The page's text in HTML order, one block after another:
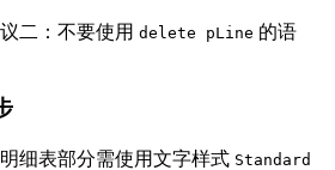
二：不要使用 delete pLine 的语
细表部分需使用文字样式 Standard